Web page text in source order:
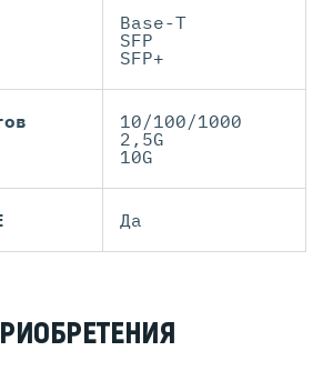
Base-T
SFP
SFP+
10/100/1000
2,5G
10G
Да